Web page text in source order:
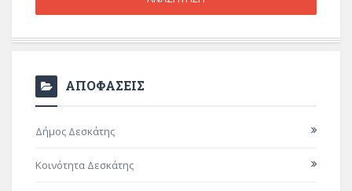
ΑΠΟΦΑΣΕΙΣ
Δήμος Δεσκάτης
Κοινότητα Δεσκάτης